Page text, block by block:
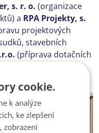
s. r. o. (organizace
a RPA Projekty, s.
projektových
stavebních
(příprava dotačních
projektů).
cookie.
k analýze
ke zlepšení
zobrazení